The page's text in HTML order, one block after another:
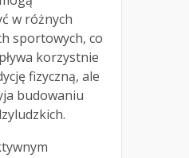
w różnych
sportowych, co
korzystnie
fizyczną, ale
budowaniu